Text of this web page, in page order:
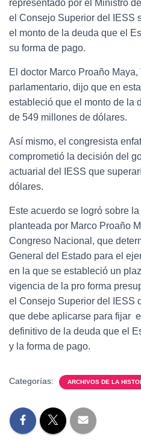
representado por el Ministro
el Consejo Superior del IESS
el monto de la deuda que el
su forma de pago.
El doctor Marco Proaño
parlamentario, dijo que en
estableció que el monto de la
de 549 millones de dólares.
Así mismo, el congresista
comprometió la decisión del
actuarial del IESS que
dólares.
Este acuerdo se logró sobre
planteada por Marco Proaño
Congreso Nacional, que
General del Estado para el
en la que se estableció un
vigencia de la pro forma
el Consejo Superior del IESS
que debe aplicarse para fijar
definitivo de la deuda que el
y la forma de pago.
Categorías: ARCHIVOS DE LA